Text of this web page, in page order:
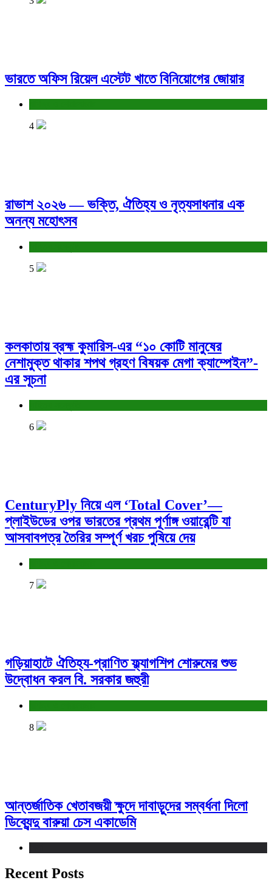
ভারতে অফিস রিয়েল এস্টেট খাতে বিনিয়োগের জোয়ার
4
রাভাশ ২০২৬ — ভক্তি, ঐতিহ্য ও নৃত্যসাধনার এক
অনন্য মহোৎসব
5
কলকাতায় ব্রহ্ম কুমারিস-এর “১০ কোটি মানুষের
নেশামুক্ত থাকার শপথ গ্রহণ বিষয়ক মেগা ক্যাম্পেইন”-
এর সূচনা
6
CenturyPly নিয়ে এল ‘Total Cover’—
প্লাইউডের ওপর ভারতের প্রথম পূর্ণাঙ্গ ওয়ারেন্টি যা
আসবাবপত্র তৈরির সম্পূর্ণ খরচ পুষিয়ে দেয়
7
গড়িয়াহাটে ঐতিহ্য-প্রাণিত ফ্ল্যাগশিপ শোরুমের শুভ
উদ্বোধন করল বি. সরকার জহুরী
8
আন্তর্জাতিক খেতাবজয়ী ক্ষুদে দাবাড়ুদের সম্বর্ধনা দিলো
ডিব্যেন্দু বারুয়া চেস একাডেমি
Recent Posts